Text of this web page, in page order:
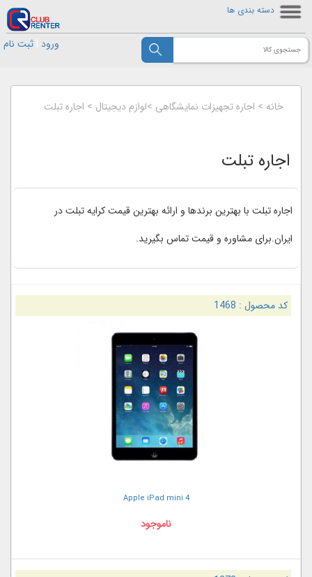
دسته بندی ها
ورود ثبت نام
خانه > اجاره تجهیزات نمایشگاهی >لوازم دیجیتال > اجاره تبلت
اجاره تبلت
اجاره تبلت با بهترین برندها و ارائه بهترین قیمت کرایه تبلت در
ایران.برای مشاوره و قیمت تماس بگیرید.
کد محصول : 1468
Apple iPad mini 4
ناموجود